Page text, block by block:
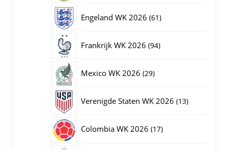
Engeland WK 2026 6161
Frankrijk WK 2026 9494
Mexico WK 2026 2929
Verenigde Staten WK 2026 1313
Colombia WK 2026 1717